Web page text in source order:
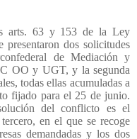
arts. 63 y 153 de la Ley
dos solicitudes
de Mediación y
OO y UGT, y la segunda
todas ellas acumuladas a
fijado para el 25 de junio.
del conflicto es el
en el que se recoge
demandadas y los dos